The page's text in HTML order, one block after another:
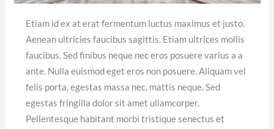
Etiam id ex at erat fermentum luctus maximus et justo.
Aenean ultricies faucibus sagittis. Etiam ultrices mollis
faucibus. Sed finibus neque nec eros posuere varius a a
ante. Nulla euismod eget eros non posuere. Aliquam vel
felis porta, egestas massa nec, mattis neque. Sed
egestas fringilla dolor sit amet ullamcorper.
Pellentesque habitant morbi tristique senectus et